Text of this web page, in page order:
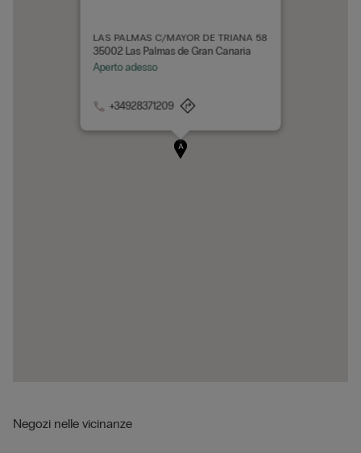
A
LAS PALMAS C/MAYOR DE TRIANA 58
35002 Las Palmas de Gran Canaria
Aperto adesso
+34928371209
Negozi nelle vicinanze